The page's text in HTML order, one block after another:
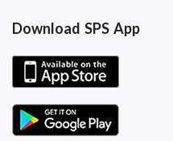
Download SPS App